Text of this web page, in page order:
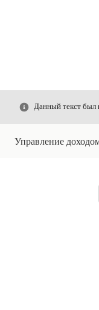
Закрыть
Данный текст был
Управление